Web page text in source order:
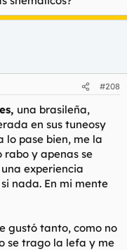
#208
una brasileña,
en sus tuneosy
lo pase bien, me la
rabo y apenas se
experiencia
nada. En mi mente
gustó tanto, como no
se trago la lefa y me